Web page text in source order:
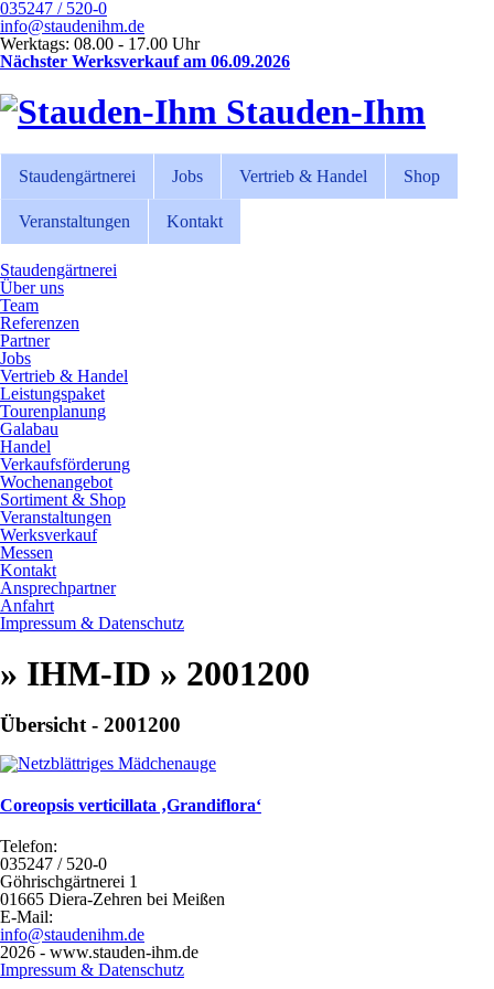
035247 / 520-0
info@staudenihm.de
Werktags: 08.00 - 17.00 Uhr
Nächster Werksverkauf am 06.09.2026
Stauden-Ihm
Staudengärtnerei Jobs Vertrieb & Handel Shop
Veranstaltungen Kontakt
Staudengärtnerei
Über uns
Team
Referenzen
Partner
Jobs
Vertrieb & Handel
Leistungspaket
Tourenplanung
Galabau
Handel
Verkaufsförderung
Wochenangebot
Sortiment & Shop
Veranstaltungen
Werksverkauf
Messen
Kontakt
Ansprechpartner
Anfahrt
Impressum & Datenschutz
» IHM-ID » 2001200
Übersicht - 2001200
Coreopsis verticillata ‚Grandiflora‘
Telefon:
035247 / 520-0
Göhrischgärtnerei 1
01665 Diera-Zehren bei Meißen
E-Mail:
info@staudenihm.de
2026 - www.stauden-ihm.de
Impressum & Datenschutz